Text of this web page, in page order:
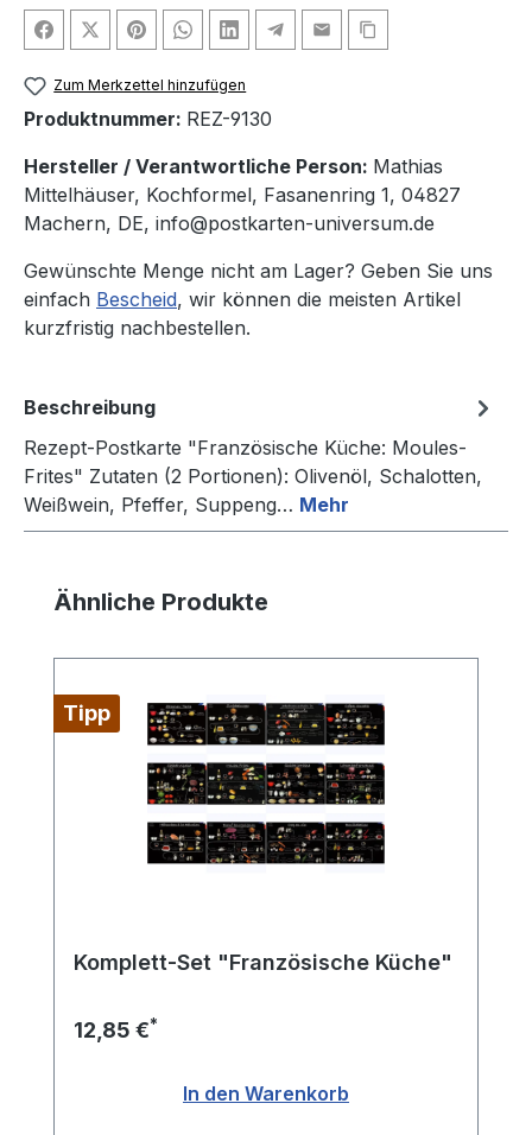
Zum Merkzettel hinzufügen
Produktnummer: REZ-9130
Hersteller / Verantwortliche Person: Mathias
Mittelhäuser, Kochformel, Fasanenring 1, 04827
Machern, DE, info@postkarten-universum.de
Gewünschte Menge nicht am Lager? Geben Sie uns
einfach Bescheid, wir können die meisten Artikel
kurzfristig nachbestellen.
Beschreibung
Rezept-Postkarte "Französische Küche: Moules-
Frites" Zutaten (2 Portionen): Olivenöl, Schalotten,
Weißwein, Pfeffer, Suppeng… Mehr
Produktgalerie überspringen
Ähnliche Produkte
Tipp
Komplett-Set "Französische Küche"
12,85 €*
In den Warenkorb